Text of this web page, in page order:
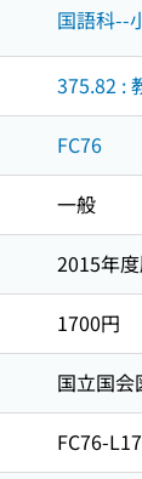
国語科--
375.82 :
FC76
一般
2015年
1700円
国立国会
FC76-